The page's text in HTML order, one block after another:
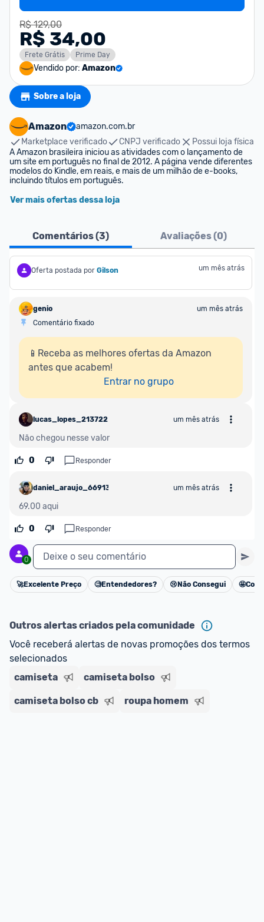
R$ 129,00
R$ 34,00
Frete Grátis Prime Day
Vendido por: Amazon
Sobre a loja
Amazon
amazon.com.br
Marketplace verificado
CNPJ verificado
Possui loja física
A Amazon brasileira iniciou as atividades com o lançamento de
um site em português no final de 2012. A página vende diferentes
modelos do Kindle, em reais, e mais de um milhão de e-books,
incluindo títulos em português.
Ver mais ofertas dessa loja
Comentários (3) Avaliações (0)
Oferta postada por Gilson um mês atrás
genio
um mês atrás
Comentário fixado
📱Receba as melhores ofertas da Amazon
antes que acabem!
Entrar no grupo
lucas_lopes_213722 um mês atrás
Não chegou nesse valor
0 Responder
daniel_araujo_669132 um mês atrás
69.00 aqui
0 Responder
0 Deixe o seu comentário
Cancelar
🚀Excelente Preço 🧐Entendedores? 😢 Não Consegui 🤩
Outros alertas criados pela comunidade
Você receberá alertas de novas promoções dos termos
selecionados
camiseta
camiseta bolso
camiseta bolso cb roupa homem